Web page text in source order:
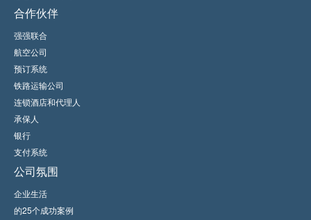
合作伙伴
强强联合
航空公司
预订系统
铁路运输公司
连锁酒店和代理人
承保人
银行
支付系统
公司氛围
企业生活
的25个成功案例